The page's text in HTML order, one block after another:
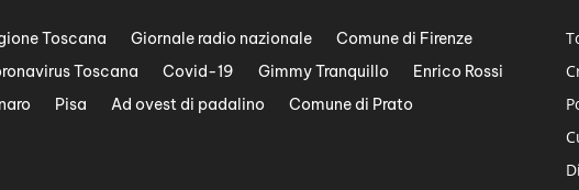
Toscana Giornale radio nazionale
Comune di Firenze
Toscana Covid-19 Gimmy Tranquillo
Enrico Rossi
Pisa Ad ovest di padalino
Comune di Prato